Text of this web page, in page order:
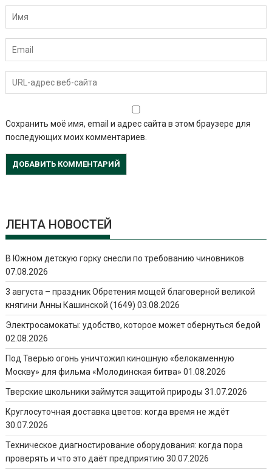
Сохранить моё имя, email и адрес сайта в этом браузере для
последующих моих комментариев.
ЛЕНТА НОВОСТЕЙ
В Южном детскую горку снесли по требованию чиновников
07.08.2026
3 августа – праздник Обретения мощей благоверной великой
княгини Анны Кашинской (1649) 03.08.2026
Электросамокаты: удобство, которое может обернуться бедой
02.08.2026
Под Тверью огонь уничтожил киношную «белокаменную
Москву» для фильма «Молодинская битва» 01.08.2026
Тверские школьники займутся защитой природы 31.07.2026
Круглосуточная доставка цветов: когда время не ждёт
30.07.2026
Техническое диагностирование оборудования: когда пора
проверять и что это даёт предприятию 30.07.2026